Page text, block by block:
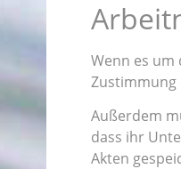
Wenn es
Zustimmung
Außerdem
dass ihr
Akten